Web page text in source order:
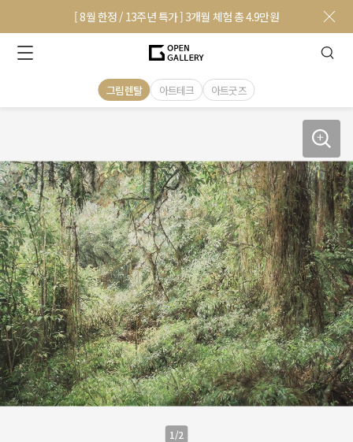
[ 8월 한정 / 13주년 특가 ] 3개월 체험 총 4.9만원
그림렌탈 아트테크 아트굿즈
1/2